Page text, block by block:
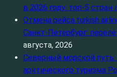
в 2026 году: топ‑5 стран
Отмена рейса turkish
Санкт‑Петербург:
августа, 2026
Северный морской
арктического туризма